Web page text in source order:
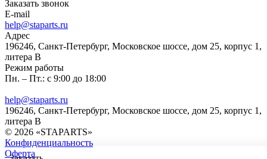
Заказать звонок
E-mail
help@staparts.ru
Адрес
196246, Санкт-Петербург, Московское шоссе, дом 25, корпус 1,
литера В
Режим работы
Пн. – Пт.: с 9:00 до 18:00
help@staparts.ru
196246, Санкт-Петербург, Московское шоссе, дом 25, корпус 1,
литера В
© 2026 «STAPARTS»
Конфиденциальность
Оферта